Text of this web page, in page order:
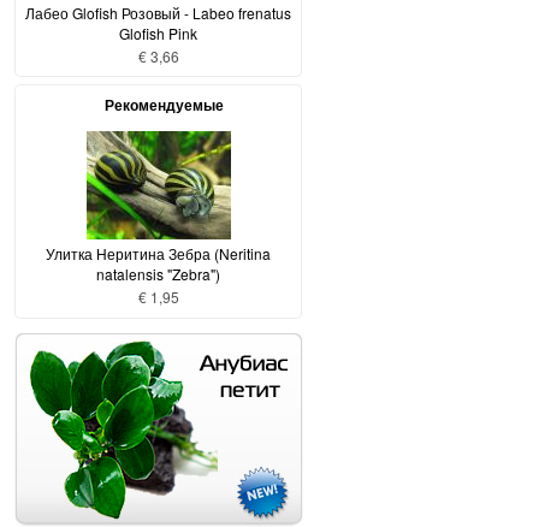
Лабео Glofish Розовый - Labeo frenatus
Glofish Pink
€ 3,66
Рекомендуемые
Улитка Неритина Зебра (Neritina
natalensis "Zebra")
€ 1,95